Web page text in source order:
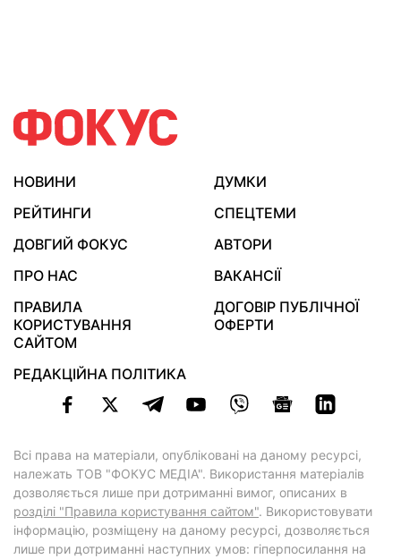
НОВИНИ
ДУМКИ
РЕЙТИНГИ
СПЕЦТЕМИ
ДОВГИЙ ФОКУС
АВТОРИ
ПРО НАС
ВАКАНСІЇ
ПРАВИЛА
КОРИСТУВАННЯ
САЙТОМ
ДОГОВІР ПУБЛІЧНОЇ
ОФЕРТИ
РЕДАКЦІЙНА ПОЛІТИКА
Всі права на матеріали, опубліковані на даному ресурсі,
належать ТОВ "ФОКУС МЕДІА". Використання матеріалів
дозволяється лише при дотриманні вимог, описаних в
розділі "Правила користування сайтом". Використовувати
інформацію, розміщену на даному ресурсі, дозволяється
лише при дотриманні наступних умов: гіперпосилання на